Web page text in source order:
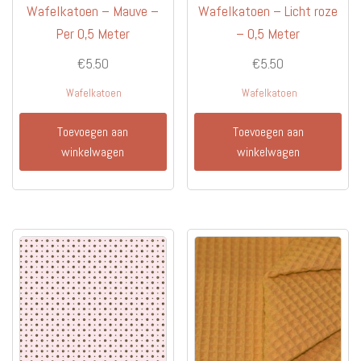
Wafelkatoen – Mauve –
Per 0,5 Meter
€5.50
Wafelkatoen
Toevoegen aan
winkelwagen
Wafelkatoen – Licht roze
– 0,5 Meter
€5.50
Wafelkatoen
Toevoegen aan
winkelwagen